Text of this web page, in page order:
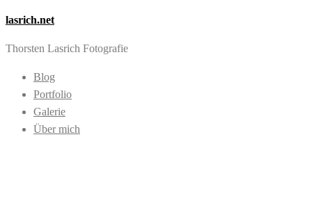
lasrich.net
Thorsten Lasrich Fotografie
Blog
Portfolio
Galerie
Über mich